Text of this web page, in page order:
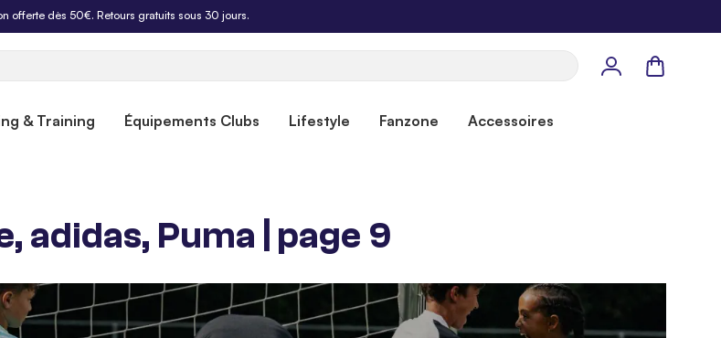
offerte dès 50€. Retours gratuits sous 30 jours.
Panier
& Training Équipements Clubs Lifestyle Fanzone Accessoires
adidas, Puma | page 9